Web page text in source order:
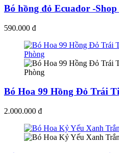
Bó hồng đỏ Ecuador -
590.000 đ
Bó Hoa 99 Hồng Đỏ Trái
2.000.000 đ